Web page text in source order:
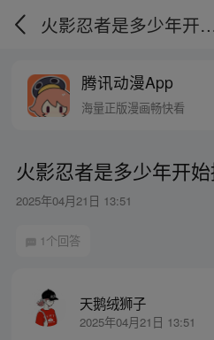
火影忍者是多少
腾讯动漫App
海量正版漫画畅快看
火影忍者是多少年开
2025年04月21日 13:51
1个回答
天鹅绒狮子
2025年04月21日 13:51